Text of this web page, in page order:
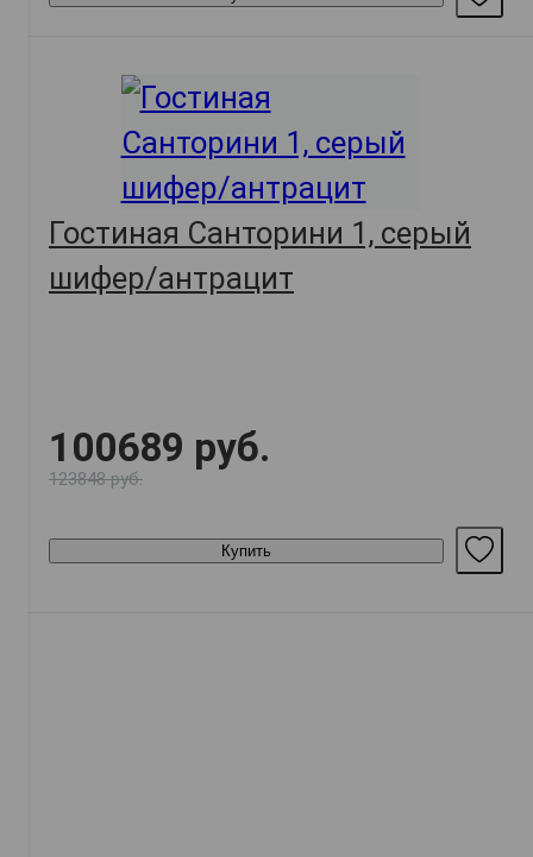
Гостиная Санторини 1, серый
шифер/антрацит
100689 руб.
123848 руб.
Купить